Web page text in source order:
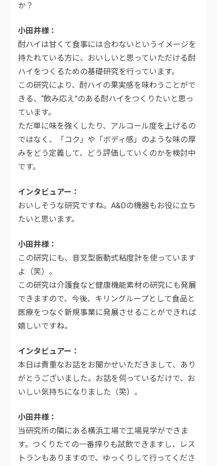
か？
小田井様
酎ハイは甘くて食事には合わないというイメージを
持たれている方に、おいしいと思っていただける酎
ハイをつくるための基礎研究を行っています。
この研究により、酎ハイの果実感を味わうことがで
きる、“飲み応え”のある酎ハイをつくりたいと思っ
ています。
ただ単に味を強くしたり、アルコール度を上げるの
ではなく、「コク」や「ボディ感」のような味の厚
みをどう定義して、どう評価していくのかを検討中
です。
インタビュアー
おいしそうな研究ですね。A&Dの機器もお役に立ち
たいと思います。
小田井様
この研究にも、音叉型振動式粘度計を使っています
よ（笑）。
この研究は介護食など健康機能素材の研究にも発展
できますので、今後、キリングループとして食品と
医療をつなぐ新規事業に発展させることができれば
嬉しいですね。
インタビュアー
本日は貴重なお話をお聞かせいただきまして、あり
がとうございました。お話を伺っているだけで、お
いしい気持ちになりました（笑）。
小田井様
当研究所の隣にある横浜工場で工場見学ができま
す。つくりたての一番搾りも試飲できますし、レス
トランもありますので、ゆっくりして行ってくださ